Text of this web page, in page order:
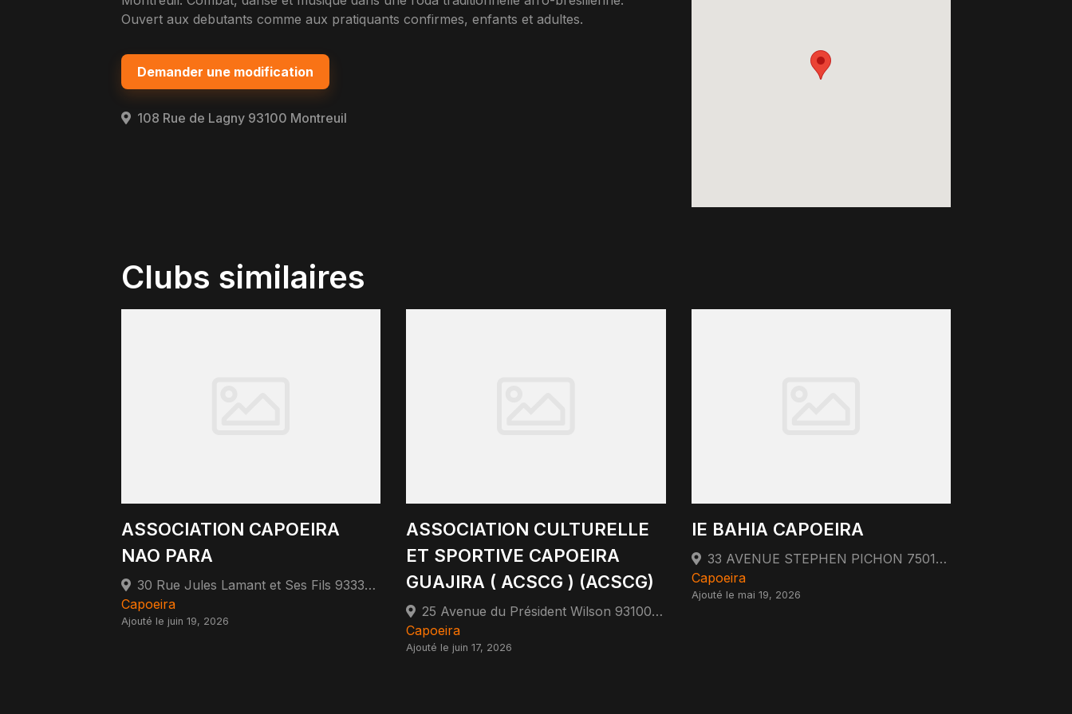
Ouvert aux debutants comme aux pratiquants confirmes, enfants et adultes.
Demander une modification
108 Rue de Lagny 93100 Montreuil
Clubs similaires
ASSOCIATION CAPOEIRA
NAO PARA
30 Rue Jules Lamant et Ses Fils 93330 Neuilly-sur-Marne
Capoeira
Ajouté le juin 19, 2026
ASSOCIATION CULTURELLE
ET SPORTIVE CAPOEIRA
GUAJIRA ( ACSCG ) (ACSCG)
25 Avenue du Président Wilson 93100 Montreuil
Capoeira
Ajouté le juin 17, 2026
IE BAHIA CAPOEIRA
33 AVENUE STEPHEN PICHON 75013 PARIS 75013 Paris
Capoeira
Ajouté le mai 19, 2026